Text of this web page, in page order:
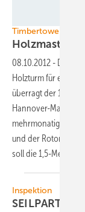
Timbertower
Holzmast
08.10.2012 - Das
Holzturm für eine
überragt der 100
Hannover-
mehrmonatige
und der
soll die 1,5-
Inspektion